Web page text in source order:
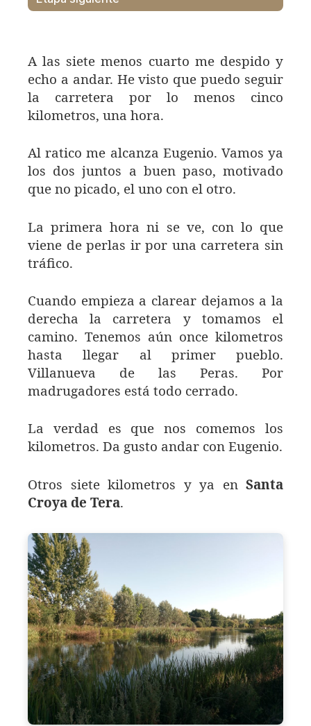
A las siete menos cuarto me despido y
echo a andar. He visto que puedo seguir
la carretera por lo menos cinco
kilometros, una hora.
Al ratico me alcanza Eugenio. Vamos ya
los dos juntos a buen paso, motivado
que no picado, el uno con el otro.
La primera hora ni se ve, con lo que
viene de perlas ir por una carretera sin
tráfico.
Cuando empieza a clarear dejamos a la
derecha la carretera y tomamos el
camino. Tenemos aún once kilometros
hasta llegar al primer pueblo.
Villanueva de las Peras. Por
madrugadores está todo cerrado.
La verdad es que nos comemos los
kilometros. Da gusto andar con Eugenio.
Otros siete kilometros y ya en Santa
Croya de Tera.